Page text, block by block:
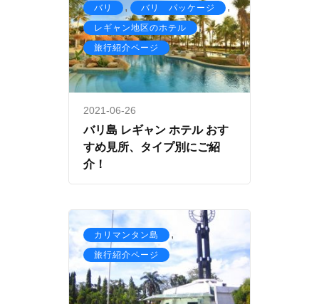
バリ , バリ パッケージ ,
レギャン地区のホテル ,
旅行紹介ページ
2021-06-26
バリ島 レギャン ホテル おす
すめ見所、タイプ別にご紹
介！
カリマンタン島 ,
旅行紹介ページ